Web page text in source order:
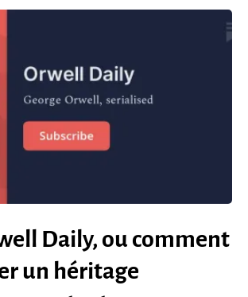
Daily, ou comment
un héritage